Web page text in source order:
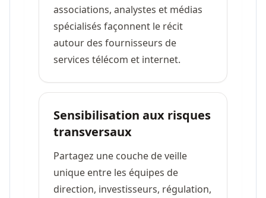
associations, analystes et médias
spécialisés façonnent le récit
autour des fournisseurs de
services télécom et internet.
Sensibilisation aux risques
transversaux
Partagez une couche de veille
unique entre les équipes de
direction, investisseurs, régulation,